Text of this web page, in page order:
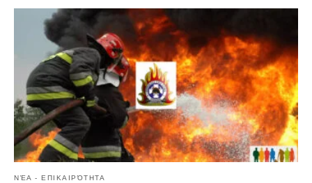
ΝΈΑ - ΕΠΙΚΑΙΡΌΤΗΤΑ